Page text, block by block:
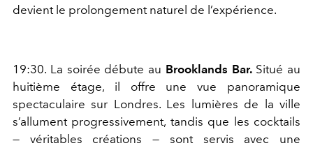
devient le prolongement naturel de l’expérience.
19:30. La soirée débute au Brooklands Bar.Situé au
huitième étage, il offre une vue panoramique
spectaculaire sur Londres. Les lumières de la ville
s’allument progressivement, tandis que les cocktails
— véritables créations — sont servis avec une